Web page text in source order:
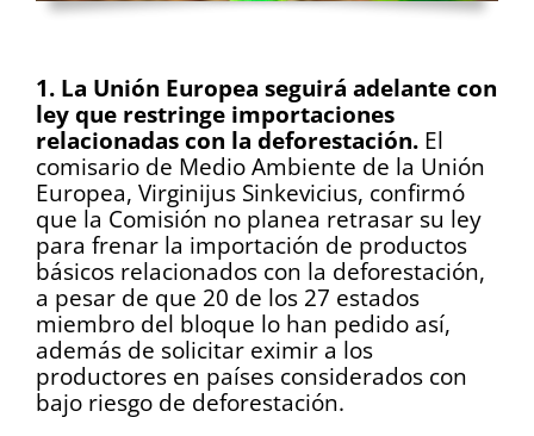
1. La Unión Europea seguirá adelante con
ley que restringe importaciones
relacionadas con la deforestación. El
comisario de Medio Ambiente de la Unión
Europea, Virginijus Sinkevicius, confirmó
que la Comisión no planea retrasar su ley
para frenar la importación de productos
básicos relacionados con la deforestación,
a pesar de que 20 de los 27 estados
miembro del bloque lo han pedido así,
además de solicitar eximir a los
productores en países considerados con
bajo riesgo de deforestación.